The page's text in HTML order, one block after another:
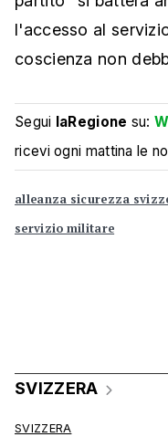
l'accesso al
coscienza non
Segui laRegione su:
ricevi ogni mattina le
alleanza sicurezza
servizio militare
SVIZZERA
SVIZZERA